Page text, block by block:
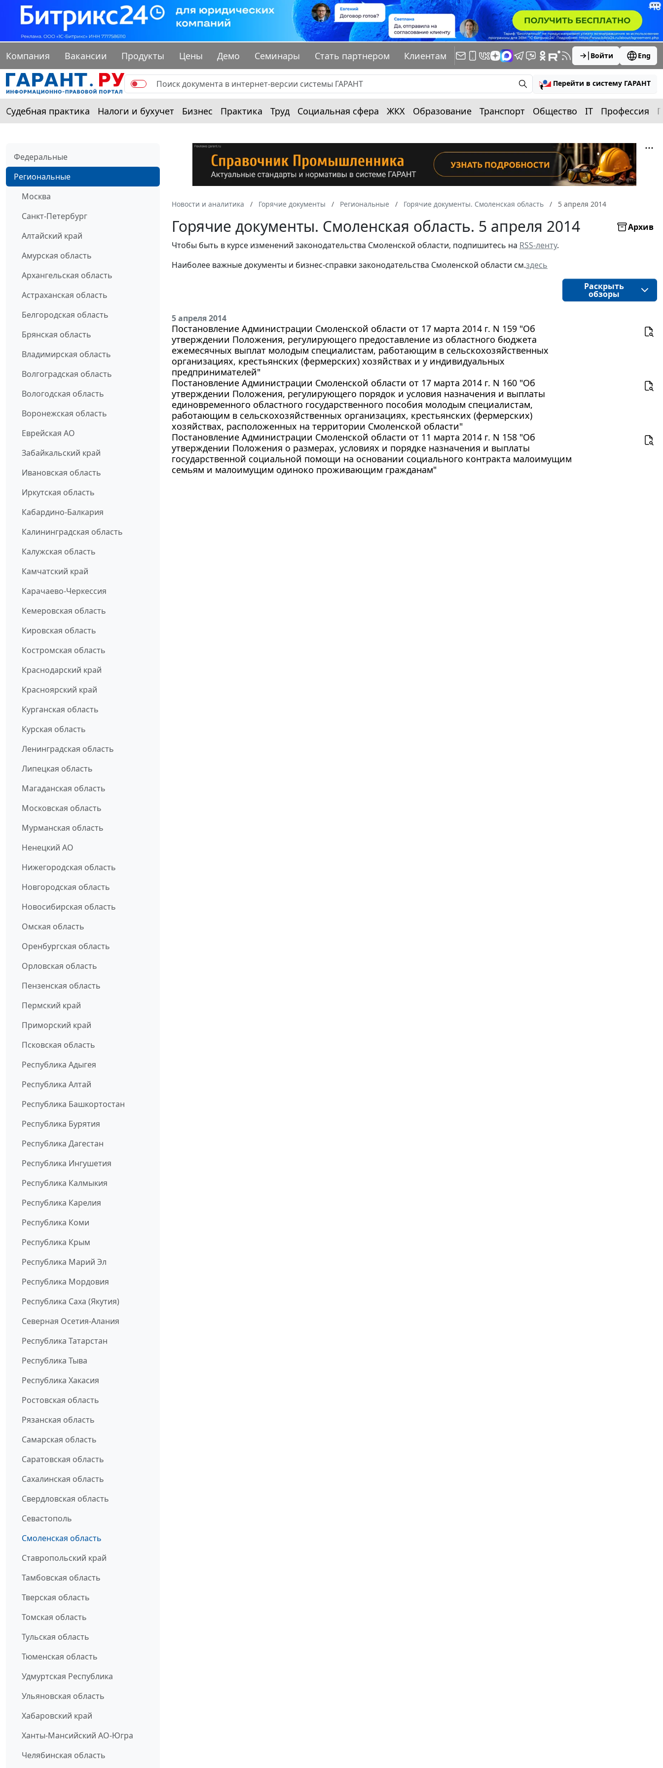
Компания Вакансии Продукты Цены Демо Семинары Стать партнером Клиентам Войти Eng
Перейти в систему ГАРАНТ
Судебная практика Налоги и бухучет Бизнес Практика Труд Социальная сфера ЖКХ Образование Транспорт Общество IT Профессия
Федеральные
Региональные
Москва
Санкт-Петербург
Алтайский край
Амурская область
Архангельская область
Астраханская область
Белгородская область
Брянская область
Владимирская область
Волгоградская область
Вологодская область
Воронежская область
Еврейская АО
Забайкальский край
Ивановская область
Иркутская область
Кабардино-Балкария
Калининградская область
Калужская область
Камчатский край
Карачаево-Черкессия
Кемеровская область
Кировская область
Костромская область
Краснодарский край
Красноярский край
Курганская область
Курская область
Ленинградская область
Липецкая область
Магаданская область
Московская область
Мурманская область
Ненецкий АО
Нижегородская область
Новгородская область
Новосибирская область
Омская область
Оренбургская область
Орловская область
Пензенская область
Пермский край
Приморский край
Псковская область
Республика Адыгея
Республика Алтай
Республика Башкортостан
Республика Бурятия
Республика Дагестан
Республика Ингушетия
Республика Калмыкия
Республика Карелия
Республика Коми
Республика Крым
Республика Марий Эл
Республика Мордовия
Республика Саха (Якутия)
Северная Осетия-Алания
Республика Татарстан
Республика Тыва
Республика Хакасия
Ростовская область
Рязанская область
Самарская область
Саратовская область
Сахалинская область
Свердловская область
Севастополь
Смоленская область
Ставропольский край
Тамбовская область
Тверская область
Томская область
Тульская область
Тюменская область
Удмуртская Республика
Ульяновская область
Хабаровский край
Ханты-Мансийский АО-Югра
Челябинская область
Новости и аналитика Горячие документы Региональные Горячие документы. Смоленская область 5 апреля 2014
Горячие документы. Смоленская область. 5 апреля 2014
Архив
Чтобы быть в курсе изменений законодательства Смоленской области, подпишитесь на RSS-ленту.
Наиболее важные документы и бизнес-справки законодательства Смоленской области см.здесь
Раскрыть
обзоры
5 апреля 2014
Постановление Администрации Смоленской области от 17 марта 2014 г. N 159 "Об
утверждении Положения, регулирующего предоставление из областного бюджета
ежемесячных выплат молодым специалистам, работающим в сельскохозяйственных
организациях, крестьянских (фермерских) хозяйствах и у индивидуальных
предпринимателей"
Постановление Администрации Смоленской области от 17 марта 2014 г. N 160 "Об
утверждении Положения, регулирующего порядок и условия назначения и выплаты
единовременного областного государственного пособия молодым специалистам,
работающим в сельскохозяйственных организациях, крестьянских (фермерских)
хозяйствах, расположенных на территории Смоленской области"
Постановление Администрации Смоленской области от 11 марта 2014 г. N 158 "Об
утверждении Положения о размерах, условиях и порядке назначения и выплаты
государственной социальной помощи на основании социального контракта малоимущим
семьям и малоимущим одиноко проживающим гражданам"